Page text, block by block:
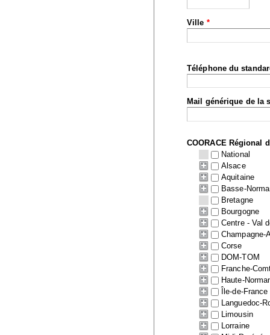
Ville *
Téléphone du
Mail générique de la
COORACE Régional
National
Alsace
Aquitaine
Basse-
Bretagne
Bourgogne
Centre - Val
Champagne-
Corse
DOM-TOM
Franche-
Haute-
Île-de-France
Languedoc-
Limousin
Lorraine